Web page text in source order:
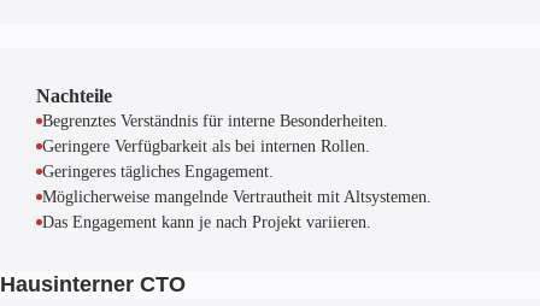
Nachteile
Begrenztes Verständnis für interne Besonderheiten.
Geringere Verfügbarkeit als bei internen Rollen.
Geringeres tägliches Engagement.
Möglicherweise mangelnde Vertrautheit mit Altsystemen.
Das Engagement kann je nach Projekt variieren.
Hausinterner CTO